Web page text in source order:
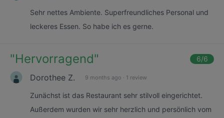
Sehr nettes Ambiente. Superfreundliches Personal und
leckeres Essen. So habe ich es gerne.
"Hervorragend" 6/6
Dorothee Z. 9 months ago · 1 review
Zunächst ist das Restaurant sehr stilvoll eingerichtet.
Außerdem wurden wir sehr herzlich und persönlich vom